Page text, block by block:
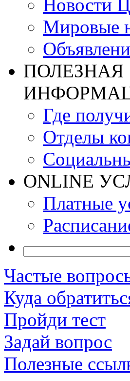
Новости
Мировые
ПОЛЕЗНАЯ
Где
Отделы
ONLINE
Платные
Частые
Куда
Пройди тест
Задай вопрос
Полезные